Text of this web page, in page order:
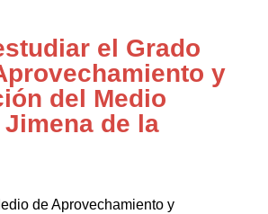
el Grado
y
del Medio
de la
de Aprovechamiento y